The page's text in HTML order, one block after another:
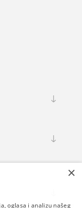
×
oglasa i analizu našeg